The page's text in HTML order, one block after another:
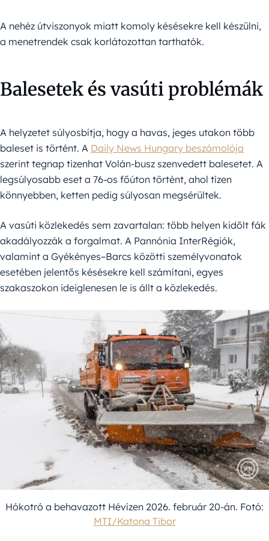
A nehéz útviszonyok miatt komoly késésekre kell készülni,
a menetrendek csak korlátozottan tarthatók.
Balesetek és vasúti problémák
A helyzetet súlyosbítja, hogy a havas, jeges utakon több
baleset is történt. A Daily News Hungary beszámolója
szerint tegnap tizenhat Volán-busz szenvedett balesetet. A
legsúlyosabb eset a 76-os főúton történt, ahol tízen
könnyebben, ketten pedig súlyosan megsérültek.
A vasúti közlekedés sem zavartalan: több helyen kidőlt fák
akadályozzák a forgalmat. A Pannónia InterRégiók,
valamint a Gyékényes–Barcs közötti személyvonatok
esetében jelentős késésekre kell számítani, egyes
szakaszokon ideiglenesen le is állt a közlekedés.
Hókotró a behavazott Hévízen 2026. február 20-án. Fotó:
MTI/Katona Tibor